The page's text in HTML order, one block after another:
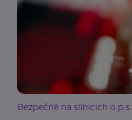
Bezpečně na silnicích o.p.s.